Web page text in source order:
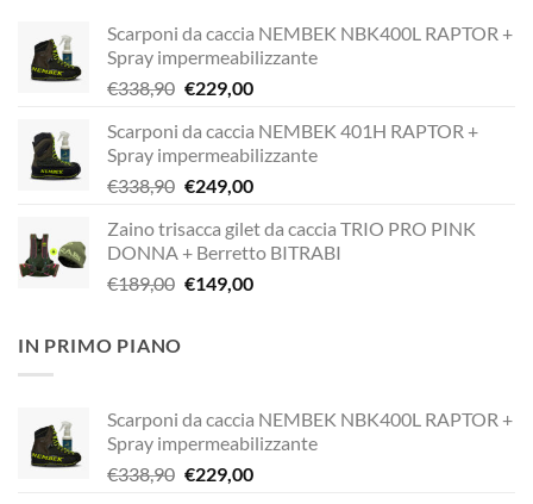
Scarponi da caccia NEMBEK NBK400L RAPTOR +
Spray impermeabilizzante
€338,90 Il
originale
era:
€338,90.
€229,00Il
attuale
è:
€229,00.
Scarponi da caccia NEMBEK 401H RAPTOR +
Spray impermeabilizzante
€338,90 Il
originale
era:
€338,90.
€249,00Il
attuale
è:
€249,00.
Zaino trisacca gilet da caccia TRIO PRO PINK
DONNA + Berretto BITRABI
€189,00 Il
€149,00Il
IN PRIMO PIANO
Scarponi da caccia NEMBEK NBK400L RAPTOR +
Spray impermeabilizzante
€338,90 Il
€229,00Il